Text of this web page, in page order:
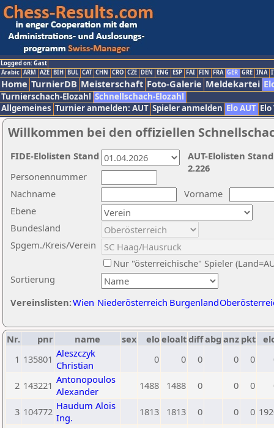
Logged on: Gast
Arabic ARM AZE BIH BUL CAT CHN CRO CZE DEN ENG ESP FAI FIN FRA GER GRE INA
Home TurnierDB Meisterschaft Foto-Galerie Meldekartei
Turnierschach-Elozahl Schnellschach-Elozahl
Allgemeines Turnier anmelden: AUT Spieler anmelden Elo AUT
Willkommen bei den offiziellen
Nachname
Vorname
Ebene
Sortierung
Personennummer
Bundesland
Spgem./Kreis/Verein
Nur "österreichische" Spieler
Vereinslisten:Wien Niederösterreich Burgenland
AUT-Elolisten
2.226
FIDE-Elolisten Stand
Nr. pnr name sex eloeloaltdiffabg anz pkt
1 135801 Aleszczyk
Christian
0 0 0 0 0
2 143221 Antonopoulos
Alexander
1488 1488 0 0 0
3 104772 Haudum Alois
Ing.
1813 1813 0 0 0